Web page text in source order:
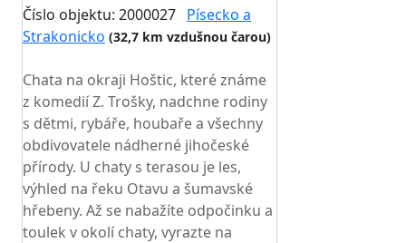
Číslo objektu: 2000027 Písecko a
Strakonicko (32,7 km vzdušnou čarou)
Chata na okraji Hoštic, které známe
z komedií Z. Trošky, nadchne rodiny
s dětmi, rybáře, houbaře a všechny
obdivovatele nádherné jihočeské
přírody. U chaty s terasou je les,
výhled na řeku Otavu a šumavské
hřebeny. Až se nabažíte odpočinku a
toulek v okolí chaty, vyrazte na